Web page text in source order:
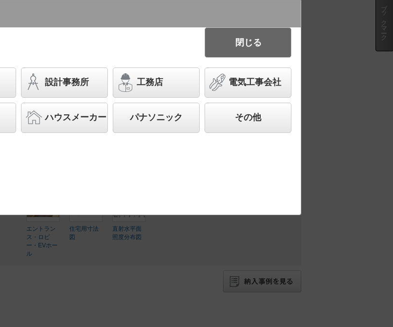
天井埋込型 LED（電球色） ダウンライト 美ルック・浅型8H・高気密SB
形・ビーム角24度・集光タイプ LEDフラットランプ交換型／埋込穴□100
110Vダイクール電球60形1灯器具相当
◆工場在庫品
◆希望小売価格 18,700 円（税抜）
【本体】LGD9105
エントラン
ス・ロビ
ー・EVホー
ル
住宅用寸法
図
直射水平面
照度分布図
ブックマーク
設計事務所 工務店 電気工事会社
ハウスメーカー パナソニック その他
閉じる